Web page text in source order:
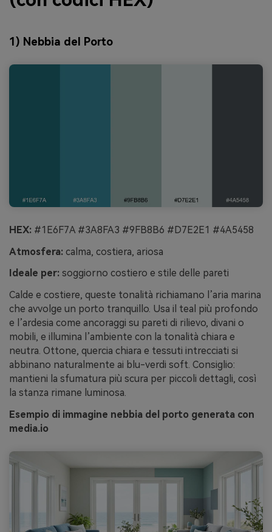
1) Nebbia del Porto
HEX: #1E6F7A #3A8FA3 #9FB8B6 #D7E2E1 #4A5458
Atmosfera: calma, costiera, ariosa
Ideale per: soggiorno costiero e stile delle pareti
Calde e costiere, queste tonalità richiamano l’aria marina
che avvolge un porto tranquillo. Usa il teal più profondo
e l’ardesia come ancoraggi su pareti di rilievo, divani o
mobili, e illumina l’ambiente con la tonalità chiara e
neutra. Ottone, quercia chiara e tessuti intrecciati si
abbinano naturalmente ai blu-verdi soft. Consiglio:
mantieni la sfumatura più scura per piccoli dettagli, così
la stanza rimane luminosa.
Esempio di immagine nebbia del porto generata con
media.io